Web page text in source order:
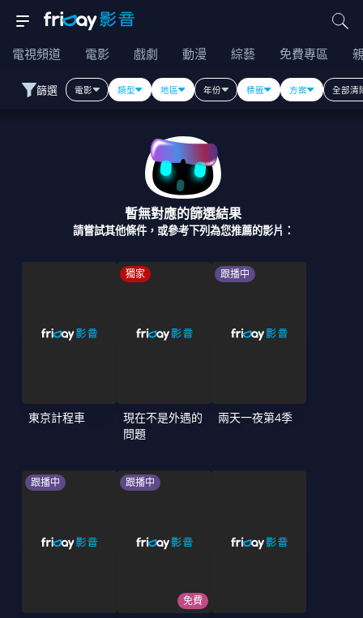
電視頻道 電影 戲劇 動漫 綜藝 免費專區
篩選 電影 類型 地區 年份 標籤 方案 全部清
暫無對應的篩選結果
請嘗試其他條件，或參考下列為您推薦的影片：
東京計程車
獨家
現在不是外遇的
問題
跟播中
兩天一夜第4季
跟播中 跟播中
免費